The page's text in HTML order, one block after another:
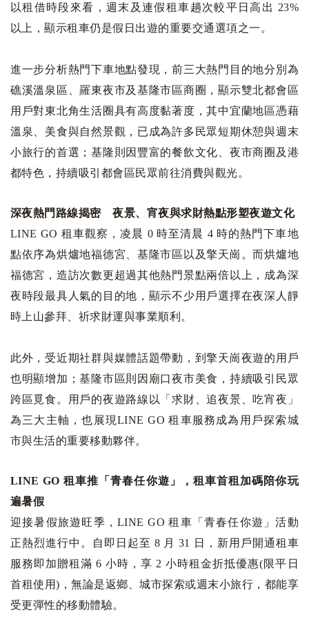
以租借時段來看，週末及連假租車趟次較平日高出 23%
以上，顯示租車仍是假日出遊的重要交通選項之一。
進一步分析熱門下車地點發現，前三大熱門目的地分別為
礁溪溫泉區、羅東夜市及基隆市區商圈，顯示雙北都會區
用戶對東北角生活圈具有高度黏著度，其中宜蘭地區憑藉
溫泉、美食與自然景觀，已成為許多民眾短期休憩與週末
小旅行的首選；基隆則因豐富的餐飲文化、夜市商圈及港
都特色，持續吸引都會區民眾前往消費與觀光。
深夜熱門路線揭密 夜景、宵夜與求財熱點形塑夜遊文化
LINE GO 租車觀察，凌晨 0 時至清晨 4 時的熱門下車地
點依序為烘爐地福德宮、基隆市區以及擎天崗。而烘爐地
福德宮，造訪次數更超過其他熱門景點兩倍以上，成為深
夜時段最具人氣的目的地，顯示不少用戶選擇在夜深人靜
時上山參拜、祈求財運與事業順利。
此外，受近期社群與媒體話題帶動，到擎天崗夜遊的用戶
也明顯增加；基隆市區則因廟口夜市美食，持續吸引民眾
跨區覓食。用戶的夜遊路線以「求財、追夜景、吃宵夜」
為三大主軸，也展現LINE GO 租車服務成為用戶探索城
市與生活的重要移動夥伴。
LINE GO 租車推「青春任你遊」，租車首租加碼陪你玩
遍暑假
迎接暑假旅遊旺季，LINE GO 租車「青春任你遊」活動
正熱烈進行中。自即日起至 8 月 31 日，新用戶開通租車
服務即加贈租滿 6 小時，享 2 小時租金折抵優惠(限平日
首租使用)，無論是返鄉、城市探索或週末小旅行，都能享
受更彈性的移動體驗。